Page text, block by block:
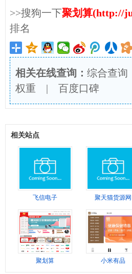
>>搜狗一下聚划算(http://
排名
相关在线查询： 综合查询
权重 | 百度口碑
相关站点
飞信电子 聚天猫货源网
聚划算 小米有品